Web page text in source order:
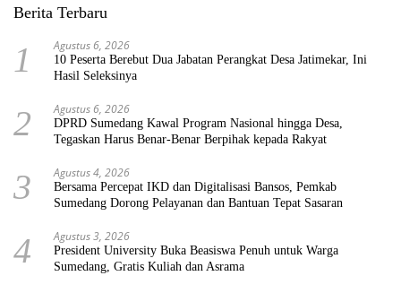
Berita Terbaru
1 Agustus 6, 2026
10 Peserta Berebut Dua Jabatan Perangkat Desa Jatimekar, Ini
Hasil Seleksinya
2 Agustus 6, 2026
DPRD Sumedang Kawal Program Nasional hingga Desa,
Tegaskan Harus Benar-Benar Berpihak kepada Rakyat
3 Agustus 4, 2026
Bersama Percepat IKD dan Digitalisasi Bansos, Pemkab
Sumedang Dorong Pelayanan dan Bantuan Tepat Sasaran
4 Agustus 3, 2026
President University Buka Beasiswa Penuh untuk Warga
Sumedang, Gratis Kuliah dan Asrama